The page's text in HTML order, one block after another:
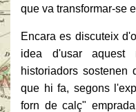
que va transformar-se
Encara es discuteix
idea d'usar
historiadors
que hi fa, segons
forn de calç"